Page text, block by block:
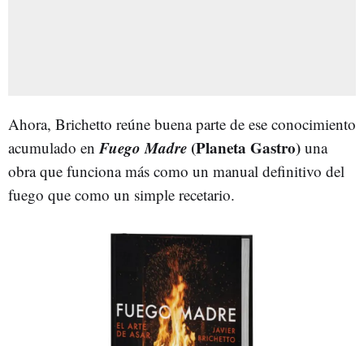
Ahora, Brichetto reúne buena parte de ese conocimiento
acumulado en Fuego Madre (Planeta Gastro) una
obra que funciona más como un manual definitivo del
fuego que como un simple recetario.